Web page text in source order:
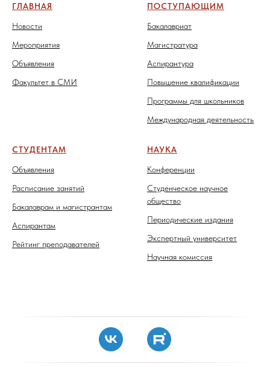
ГЛАВНАЯ
Новости
Мероприятия
Объявления
Факультет в СМИ
ПОСТУПАЮЩИМ
Бакалавриат
Магистратура
Аспирантура
Повышение квалификации
Программы для школьников
Международная деятельность
СТУДЕНТАМ
Объявления
Расписание занятий
Бакалаврам и магистрантам
Аспирантам
Рейтинг преподавателей
НАУКА
Конференции
Студенческое научное
общество
Периодические издания
Экспертный университет
Научная комиссия